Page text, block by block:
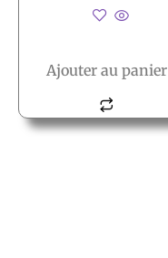
Ajouter au panier